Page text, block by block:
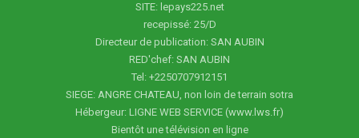
SITE: lepays225.net
recepissé: 25/D
Directeur de publication: SAN AUBIN
RED'chef: SAN AUBIN
Tel: +2250707912151
SIEGE: ANGRE CHATEAU, non loin de terrain sotra
Hébergeur: LIGNE WEB SERVICE (www.lws.fr)
Bientôt une télévision en ligne